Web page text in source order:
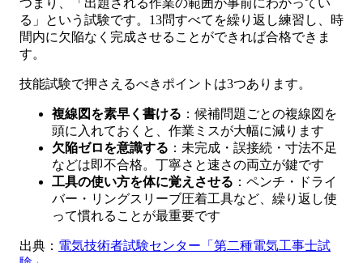
る」という試験です。13問すべてを繰り返し練習し、時
間内に欠陥なく完成させることができれば合格できま
す。
技能試験で押さえるべきポイントは3つあります。
複線図を素早く書ける ：候補問題ごとの複線図を
頭に入れておくと、作業ミスが大幅に減ります
欠陥ゼロを意識する ：未完成・誤接続・寸法不足
などは即不合格。丁寧さと速さの両立が鍵です
工具の使い方を体に覚えさせる ：ペンチ・ドライ
バー・リングスリーブ圧着工具など、繰り返し使
って慣れることが最重要です
出典： 電気技術者試験センター「第二種電気工事士試